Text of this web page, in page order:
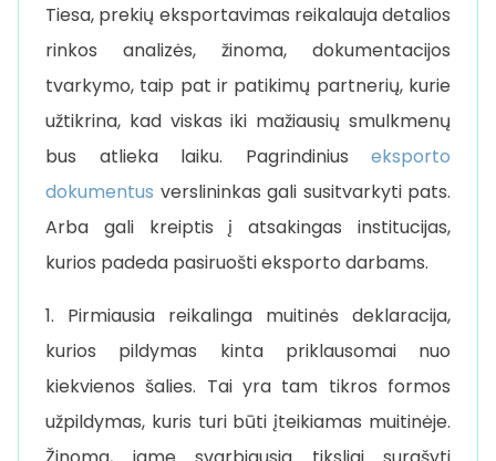
Tiesa, prekių eksportavimas reikalauja detalios
rinkos analizės, žinoma, dokumentacijos
tvarkymo, taip pat ir patikimų partnerių, kurie
užtikrina, kad viskas iki mažiausių smulkmenų
bus atlieka laiku. Pagrindinius eksporto
dokumentus verslininkas gali susitvarkyti pats.
Arba gali kreiptis į atsakingas institucijas,
kurios padeda pasiruošti eksporto darbams.
1. Pirmiausia reikalinga muitinės deklaracija,
kurios pildymas kinta priklausomai nuo
kiekvienos šalies. Tai yra tam tikros formos
užpildymas, kuris turi būti įteikiamas muitinėje.